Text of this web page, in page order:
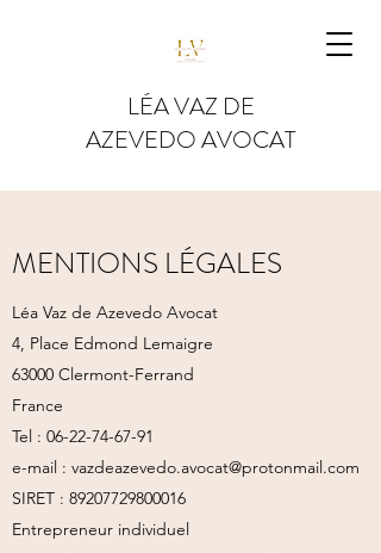
LÉA VAZ DE
AZEVEDO AVOCAT
MENTIONS LÉGALES
Léa Vaz de Azevedo Avocat
4, Place Edmond Lemaigre
63000 Clermont-Ferrand
France
Tel : 06-22-74-67-91
e-mail : vazdeazevedo.avocat@protonmail.com
SIRET : 89207729800016
Entrepreneur individuel